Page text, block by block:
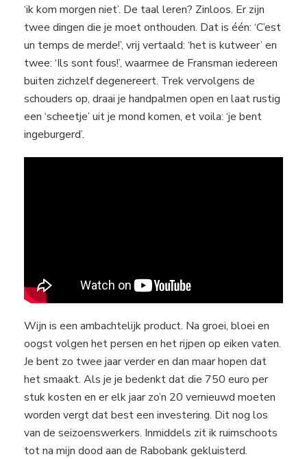
‘ik kom morgen niet’. De taal leren? Zinloos. Er zijn
twee dingen die je moet onthouden. Dat is één: ‘C’est
un temps de merde!’, vrij vertaald: ‘het is kutweer’ en
twee: ‘Ils sont fous!’, waarmee de Fransman iedereen
buiten zichzelf degenereert. Trek vervolgens de
schouders op, draai je handpalmen open en laat rustig
een ‘scheetje’ uit je mond komen, et voila: ‘je bent
ingeburgerd’.
Wijn is een ambachtelijk product. Na groei, bloei en
oogst volgen het persen en het rijpen op eiken vaten.
Je bent zo twee jaar verder en dan maar hopen dat
het smaakt. Als je je bedenkt dat die 750 euro per
stuk kosten en er elk jaar zo’n 20 vernieuwd moeten
worden vergt dat best een investering. Dit nog los
van de seizoenswerkers. Inmiddels zit ik ruimschoots
tot na mijn dood aan de Rabobank gekluisterd.